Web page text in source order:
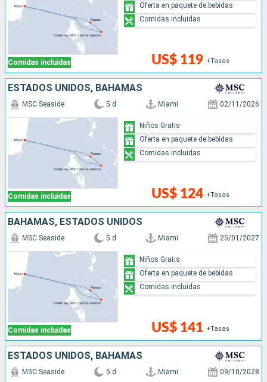
Comidas incluidas US$ 119 +Tasas
Oferta en paquete de bebidas
Comidas incluidas
ESTADOS UNIDOS, BAHAMAS
Comidas incluidas
MSC Seaside 5 d Miami 02/11/2026
US$ 124 +Tasas
Niños Gratis
Oferta en paquete de bebidas
Comidas incluidas
BAHAMAS, ESTADOS UNIDOS
Comidas incluidas
MSC Seaside 5 d Miami 25/01/2027
US$ 141 +Tasas
Niños Gratis
Oferta en paquete de bebidas
Comidas incluidas
ESTADOS UNIDOS, BAHAMAS
MSC Seaside 5 d Miami 09/10/2028